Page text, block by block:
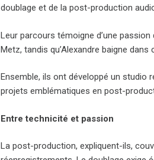
doublage et de la post-production
Leur parcours témoigne d’une
Metz, tandis qu’Alexandre baigne
Ensemble, ils ont développé un studio
projets emblématiques en post-
Entre technicité et passion
La post-production, expliquent-ils,